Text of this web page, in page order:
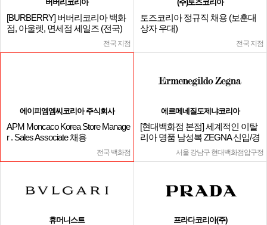
버버리코리아
[BURBERRY] 버버리코리아 백화
점, 아울렛, 면세점 세일즈 (전국)
전국 지점
(주)토즈코리아
토즈코리아 정규직 채용 (보훈대
상자 우대)
전국 지점
에이피엠엠씨코리아 주식회사
APM Moncaco Korea Store Manage
r . Sales Associate 채용
전국 백화점
에르메네질도제냐코리아
[현대백화점 본점] 세계적인 이탈
리아 명품 남성복 ZEGNA 신입/경
서울 강남구 현대백화점압구정
휴머니스트 프라다코리아(주)